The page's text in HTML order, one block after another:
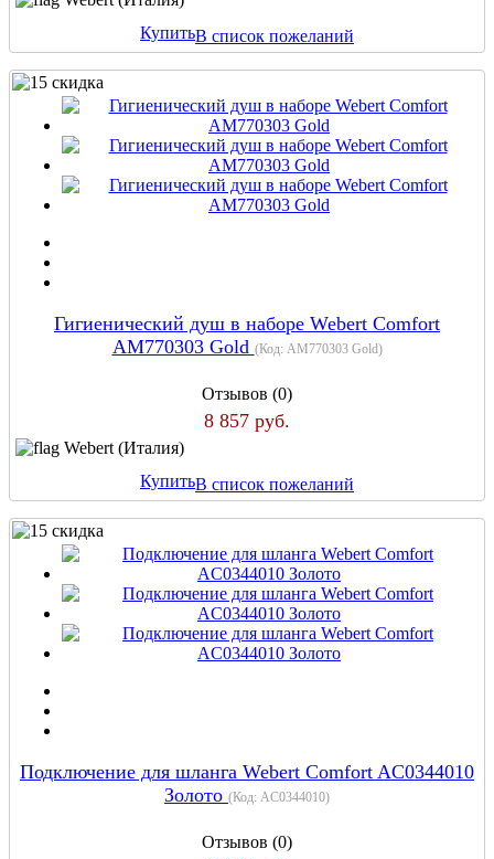
КупитьВ список пожеланий
Гигиенический душ в наборе Webert Comfort
AМ770303 Gold (Код: AМ770303 Gold)
Отзывов (0)
8 857 руб.
Webert (Италия)
КупитьВ список пожеланий
Подключение для шланга Webert Comfort AC0344010
Золото (Код: AC0344010)
Отзывов (0)